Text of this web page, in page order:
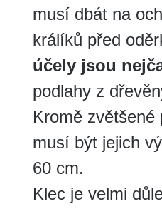
musí dbát na
králíků před
účely jsou
podlahy z
Kromě zvětšené
musí být jejich
60 cm.
Klec je velmi